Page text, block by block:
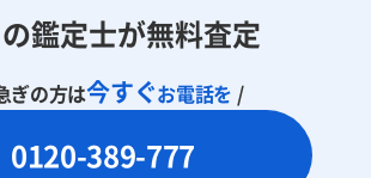
鑑定士が無料査定
ぎの方は今すぐお電話を /
0120-389-777